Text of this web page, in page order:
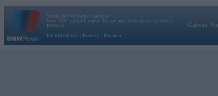
Vortāls BMWPower.lv darbojas
kopš 2002. gada 14. maija. Tas nav auto klubs un nav saistīts ar
BMW AG.
Par BMWPower
Kontakti Reklāma
Galvena